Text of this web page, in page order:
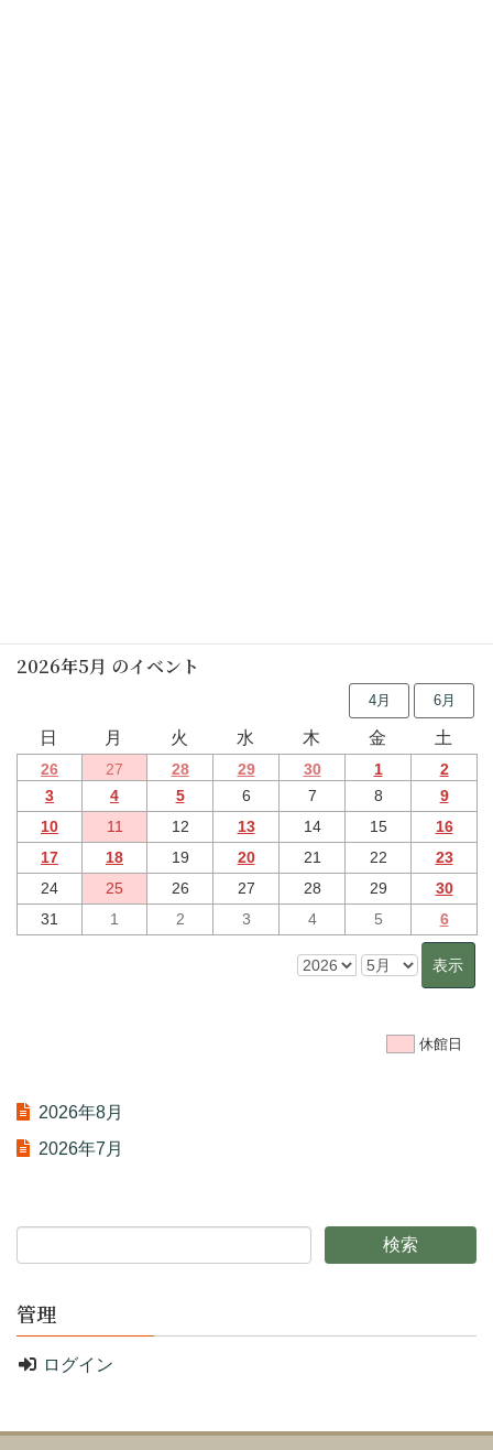
2026年5月 のイベント
4月 6月
日 月 火 水 木 金 土
26 27 28 29 30 1
2
3
4 5 6 7 8
9
10
11 12 13 14 15
16
17
18 19 20 21 22
23
24
25 26 27 28 29
30
31
1 2 3 4 5 6
休館日
2026年8月
2026年7月
管理
ログイン